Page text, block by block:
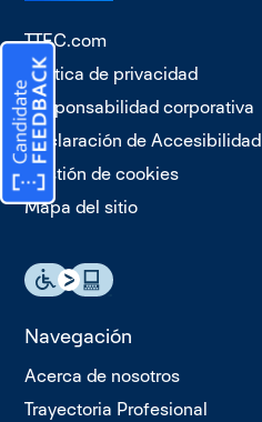
TTEC.com
Política de privacidad
Responsabilidad corporativa
Declaración de Accesibilidad
Gestión de cookies
Mapa del sitio
Navegación
Acerca de nosotros
Trayectoria Profesional